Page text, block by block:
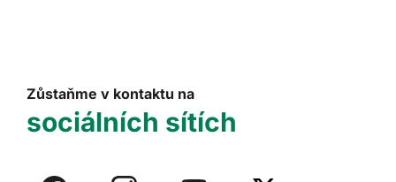
Zůstaňme v kontaktu na
sociálních sítích